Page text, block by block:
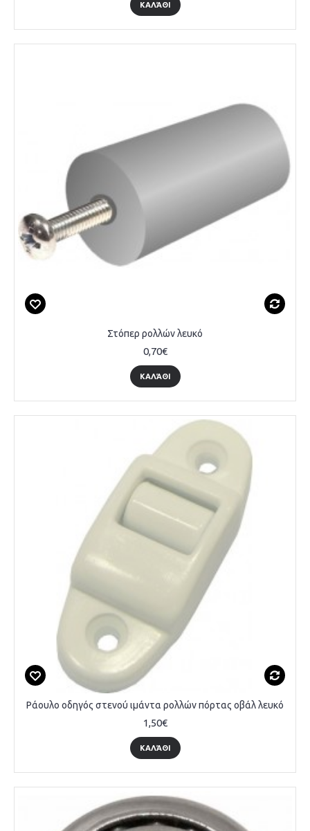
ΚΑΛΆΘΙ
Στόπερ ρολλών λευκό
0,70€
ΚΑΛΆΘΙ
Ράουλο οδηγός στενού ιμάντα ρολλών πόρτας οβάλ λευκό
1,50€
ΚΑΛΆΘΙ